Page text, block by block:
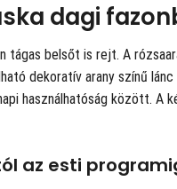
dagi
belsőt is rejt. A
dekoratív arany színű
használhatóság között.
az esti